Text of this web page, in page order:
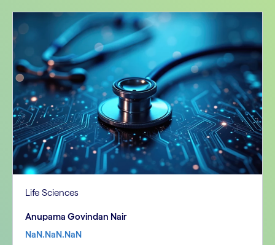
Life Sciences
Anupama Govindan Nair
NaN.NaN.NaN